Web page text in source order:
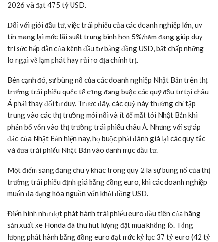
2026 và đạt 475 tỷ USD.
Đối với giới đầu tư, việc trái phiếu của các doanh nghiệp lớn, uy
tín mang lại mức lãi suất trung bình hơn 5%/năm đang giúp duy
trì sức hấp dẫn của kênh đầu tư bằng đồng USD, bất chấp những
lo ngại về lạm phát hay rủi ro địa chính trị.
Bên cạnh đó, sự bùng nổ của các doanh nghiệp Nhật Bản trên thị
trường trái phiếu quốc tế cũng đang buộc các quỹ đầu tư tại châu
Á phải thay đổi tư duy. Trước đây, các quỹ này thường chỉ tập
trung vào các thị trường mới nổi và ít để mắt tới Nhật Bản khi
phân bổ vốn vào thị trường trái phiếu châu Á. Nhưng với sự áp
đảo của Nhật Bản hiện nay, họ buộc phải đánh giá lại các quy tắc
và đưa trái phiếu Nhật Bản vào danh mục đầu tư.
Một điểm sáng đáng chú ý khác trong quý 2 là sự bùng nổ của thị
trường trái phiếu định giá bằng đồng euro, khi các doanh nghiệp
muốn đa dạng hóa nguồn vốn khỏi đồng USD.
Điển hình như đợt phát hành trái phiếu euro đầu tiên của hãng
sản xuất xe Honda đã thu hút lượng đặt mua khổng lồ. Tổng
lượng phát hành bằng đồng euro đạt mức kỷ lục 37 tỷ euro (42 tỷ